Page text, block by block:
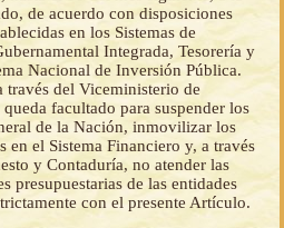
de acuerdo con disposiciones
en los Sistemas de
Integrada, Tesorería y
Nacional de Inversión Pública.
través del Viceministerio de
facultado para suspender los
de la Nación, inmovilizar los
en el Sistema Financiero y, a través
y Contaduría, no atender las
presupuestarias de las entidades
con el presente Artículo.